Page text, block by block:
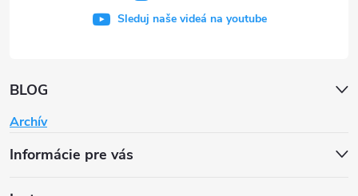
BLOG
Archív
Informácie pre vás
Sleduj naše videá na youtube